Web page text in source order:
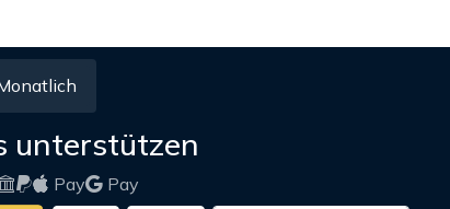
unterstützen
Pay Pay